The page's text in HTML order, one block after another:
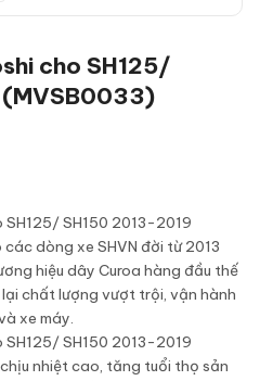
cho SH125/
SH150 2013-2019
dòng xe SHVN đời từ 2013
hiệu dây Curoa hàng đầu thế
chất lượng vượt trội, vận hành
xe máy.
SH150 2013-2019
nhiệt cao, tăng tuổi thọ sản